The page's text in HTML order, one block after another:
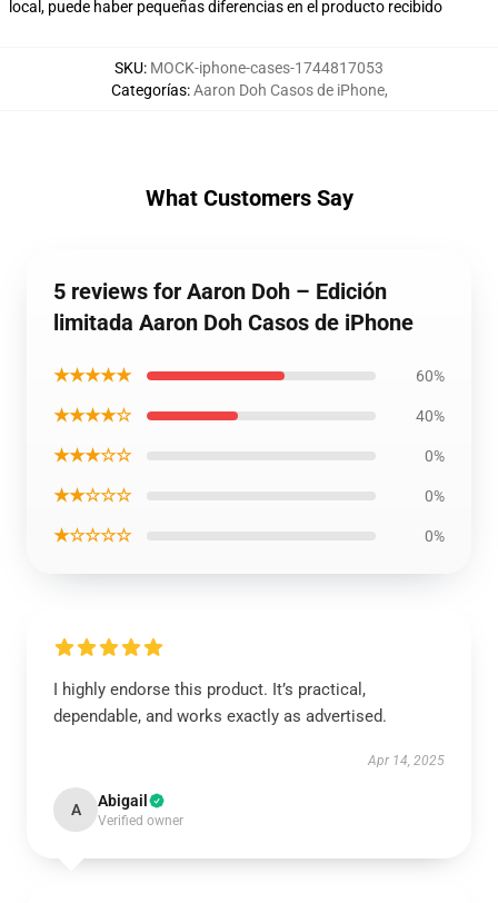
local, puede haber pequeñas diferencias en el producto recibido
SKU: MOCK-iphone-cases-1744817053
Categorías:Aaron Doh Casos de iPhone,
What Customers Say
5 reviews for Aaron Doh – Edición
limitada Aaron Doh Casos de iPhone
★★★★★ 60%
★★★★☆ 40%
★★★☆☆ 0%
★★☆☆☆ 0%
★☆☆☆☆ 0%
I highly endorse this product. It’s practical,
dependable, and works exactly as advertised.
Apr 14, 2025
A Abigail
Verified owner